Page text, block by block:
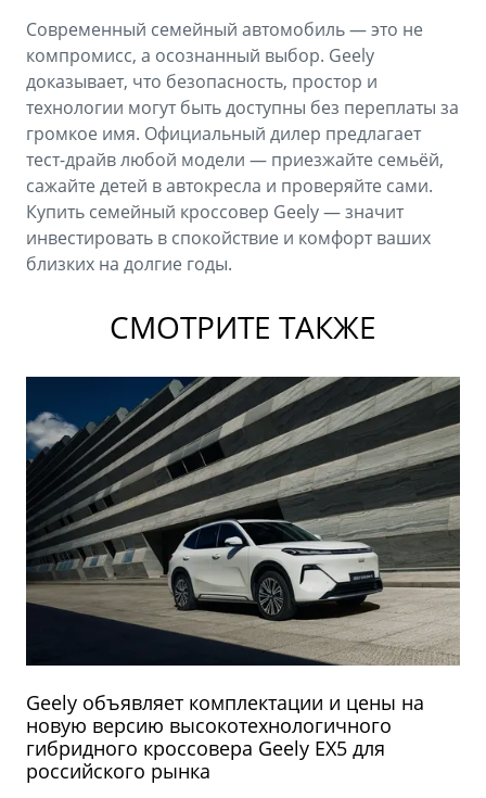
Современный семейный автомобиль — это не
компромисс, а осознанный выбор. Geely
доказывает, что безопасность, простор и
технологии могут быть доступны без переплаты за
громкое имя. Официальный дилер предлагает
тест-драйв любой модели — приезжайте семьёй,
сажайте детей в автокресла и проверяйте сами.
Купить семейный кроссовер Geely — значит
инвестировать в спокойствие и комфорт ваших
близких на долгие годы.
СМОТРИТЕ ТАКЖЕ
Geely объявляет комплектации и цены на
новую версию высокотехнологичного
гибридного кроссовера Geely EX5 для
российского рынка